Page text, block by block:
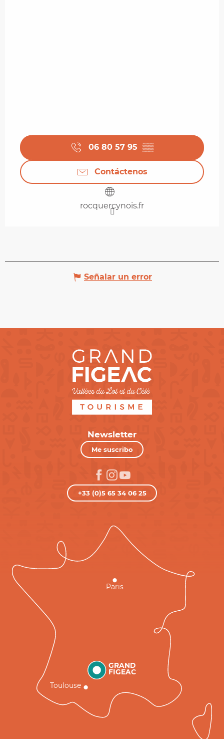
06 80 57 95 ▒▒
Contáctenos
rocquercynois.fr
Señalar un error
Newsletter
Me suscribo
+33 (0)5 65 34 06 25
GRAND
FIGEAC
Toulouse
Paris